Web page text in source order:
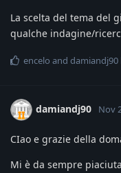
La scelta del tema del
qualche indagine/
encelo and damiandj90
damiandj90 Nov
CIao e grazie della
Mi è da sempre